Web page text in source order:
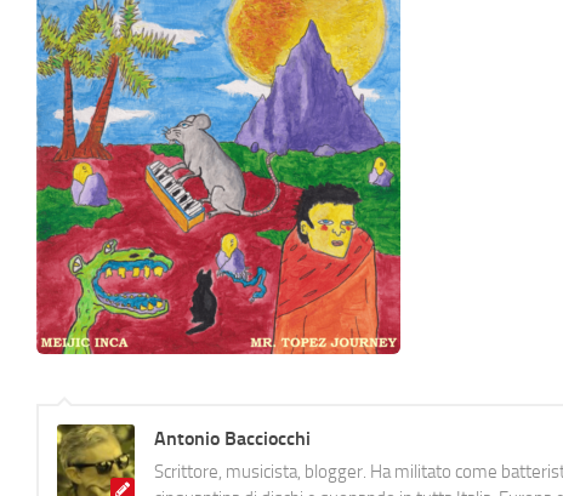
Antonio Bacciocchi
Scrittore, musicista, blogger. Ha militato come